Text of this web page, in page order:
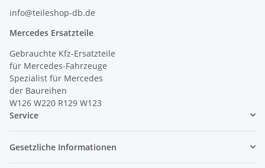
info@teileshop-db.de
Mercedes Ersatzteile
Gebrauchte Kfz-Ersatzteile
für Mercedes-Fahrzeuge
Spezialist für Mercedes
der Baureihen
W126 W220 R129 W123
Service
Gesetzliche Informationen